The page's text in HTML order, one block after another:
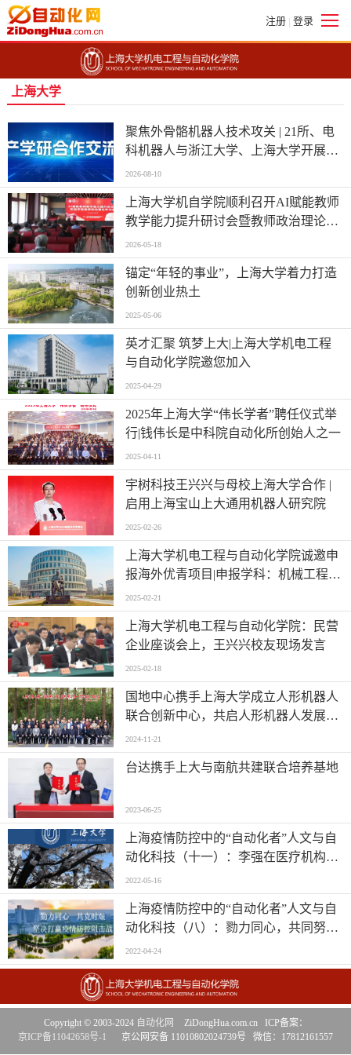
注册 | 登录
上海大学
聚焦外骨骼机器人技术攻关 | 21所、电
科机器人与浙江大学、上海大学开展产
学研交流
2026-08-10
上海大学机自学院顺利召开AI赋能教师
教学能力提升研讨会暨教师政治理论学
习会
2026-05-18
锚定“年轻的事业”，上海大学着力打造
创新创业热土
2025-05-06
英才汇聚 筑梦上大|上海大学机电工程
与自动化学院邀您加入
2025-04-29
2025年上海大学“伟长学者”聘任仪式举
行|钱伟长是中科院自动化所创始人之一
2025-04-11
宇树科技王兴兴与母校上海大学合作 |
启用上海宝山上大通用机器人研究院
2025-02-26
上海大学机电工程与自动化学院诚邀申
报海外优青项目|申报学科：机械工程、
控制科学与工程、电气工程、人工智
能、医工结合等
2025-02-21
上海大学机电工程与自动化学院：民营
企业座谈会上，王兴兴校友现场发言
2025-02-18
国地中心携手上海大学成立人形机器人
联合创新中心，共启人形机器人发展新
篇章
2024-11-21
台达携手上大与南航共建联合培养基地
2023-06-25
上海疫情防控中的“自动化者”人文与自
动化科技（十一）：李强在医疗机构检
查、上海大学
2022-05-16
上海疫情防控中的“自动化者”人文与自
动化科技（八）：勠力同心，共同努
力、上海大学、上海电力大学
2022-04-24
Copyright © 2003-2024 自动化网
ZiDongHua.com.cn ICP备案：
京ICP备11042658号-1
京公网安备 11010802024739号 微信：17812161557